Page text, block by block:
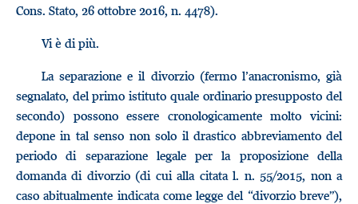
Cons. Stato, 26 ottobre 2016, n. 4478).
Vi è di più.
La separazione e il divorzio (fermo l’anacronismo, già
segnalato, del primo istituto quale ordinario presupposto del
secondo) possono essere cronologicamente molto vicini:
depone in tal senso non solo il drastico abbreviamento del
periodo di separazione legale per la proposizione della
domanda di divorzio (di cui alla citata l. n. 55/2015, non a
caso abitualmente indicata come legge del “divorzio breve”),